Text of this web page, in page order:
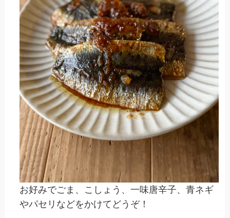
お好みでごま、こしょう、一味唐辛子、青ネギ
やパセリなどをかけてどうぞ！